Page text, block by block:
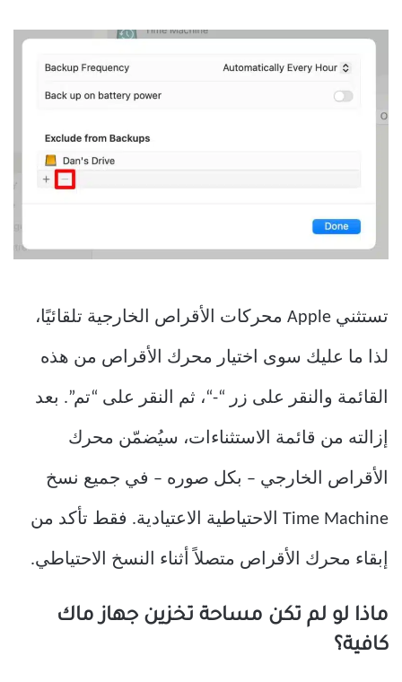
تستثني Apple محركات الأقراص الخارجية تلقائيًا،
لذا ما عليك سوى اختيار محرك الأقراص من هذه
القائمة والنقر على زر “-“، ثم النقر على “تم”. بعد
إزالته من قائمة الاستثناءات، سيُضمّن محرك
الأقراص الخارجي – بكل صوره – في جميع نسخ
Time Machine الاحتياطية الاعتيادية. فقط تأكد من
إبقاء محرك الأقراص متصلاً أثناء النسخ الاحتياطي.
ماذا لو لم تكن مساحة تخزين جهاز ماك
كافية؟